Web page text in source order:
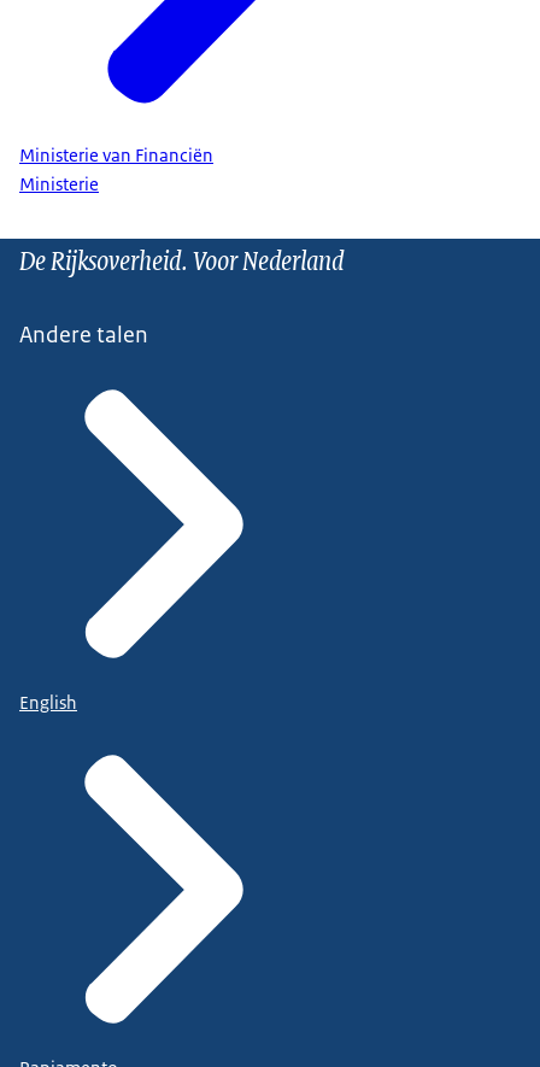
Ministerie van Financiën
Ministerie
De Rijksoverheid. Voor Nederland
Andere talen
English